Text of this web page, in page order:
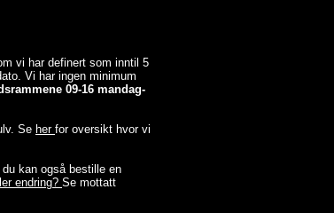
vi har definert som inntil 5
Vi har ingen minimum
09-16 mandag-
Se her for oversikt hvor vi
kan også bestille en
endring? Se mottatt